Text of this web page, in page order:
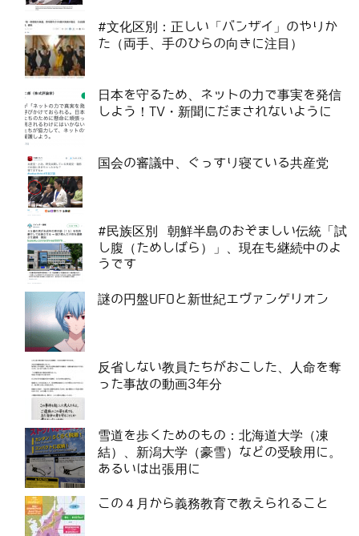
#文化区別：正しい「バンザイ」のやりか
た（両手、手のひらの向きに注目）
日本を守るため、ネットの力で事実を発信
しよう！TV・新聞にだまされないように
国会の審議中、ぐっすり寝ている共産党
#民族区別 朝鮮半島のおぞましい伝統「試
し腹（ためしばら）」、現在も継続中のよ
うです
謎の円盤UFOと新世紀エヴァンゲリオン
反省しない教員たちがおこした、人命を奪
った事故の動画3年分
雪道を歩くためのもの：北海道大学（凍
結）、新潟大学（豪雪）などの受験用に。
あるいは出張用に
この４月から義務教育で教えられること